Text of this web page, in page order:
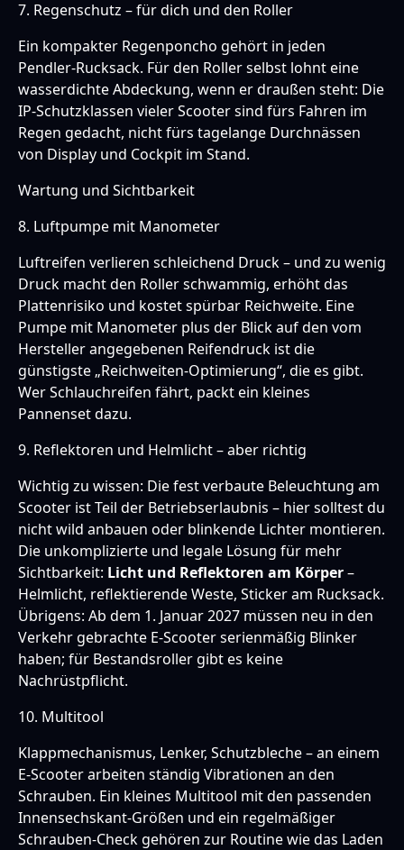
7. Regenschutz – für dich und den Roller
Ein kompakter Regenponcho gehört in jeden
Pendler-Rucksack. Für den Roller selbst lohnt eine
wasserdichte Abdeckung, wenn er draußen steht: Die
IP-Schutzklassen vieler Scooter sind fürs Fahren im
Regen gedacht, nicht fürs tagelange Durchnässen
von Display und Cockpit im Stand.
Wartung und Sichtbarkeit
8. Luftpumpe mit Manometer
Luftreifen verlieren schleichend Druck – und zu wenig
Druck macht den Roller schwammig, erhöht das
Plattenrisiko und kostet spürbar Reichweite. Eine
Pumpe mit Manometer plus der Blick auf den vom
Hersteller angegebenen Reifendruck ist die
günstigste „Reichweiten-Optimierung“, die es gibt.
Wer Schlauchreifen fährt, packt ein kleines
Pannenset dazu.
9. Reflektoren und Helmlicht – aber richtig
Wichtig zu wissen: Die fest verbaute Beleuchtung am
Scooter ist Teil der Betriebserlaubnis – hier solltest du
nicht wild anbauen oder blinkende Lichter montieren.
Die unkomplizierte und legale Lösung für mehr
Sichtbarkeit: Licht und Reflektoren am Körper–
Helmlicht, reflektierende Weste, Sticker am Rucksack.
Übrigens: Ab dem 1. Januar 2027 müssen neu in den
Verkehr gebrachte E-Scooter serienmäßig Blinker
haben; für Bestandsroller gibt es keine
Nachrüstpflicht.
10. Multitool
Klappmechanismus, Lenker, Schutzbleche – an einem
E-Scooter arbeiten ständig Vibrationen an den
Schrauben. Ein kleines Multitool mit den passenden
Innensechskant-Größen und ein regelmäßiger
Schrauben-Check gehören zur Routine wie das Laden